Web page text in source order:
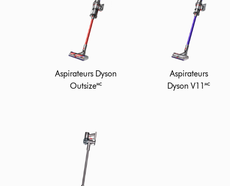
Aspirateurs Dyson
Outsize🅪
Aspirateurs
Dyson V11🅪